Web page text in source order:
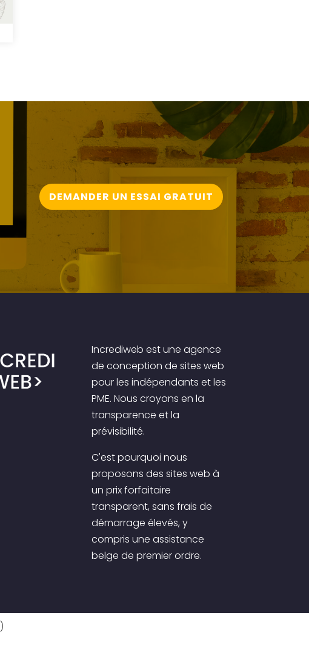
DEMANDER UN ESSAI GRATUIT
Incrediweb est une agence
de conception de sites web
pour les indépendants et les
PME. Nous croyons en la
transparence et la
prévisibilité.
C'est pourquoi nous
proposons des sites web à
un prix forfaitaire
transparent, sans frais de
démarrage élevés, y
compris une assistance
belge de premier ordre.
)